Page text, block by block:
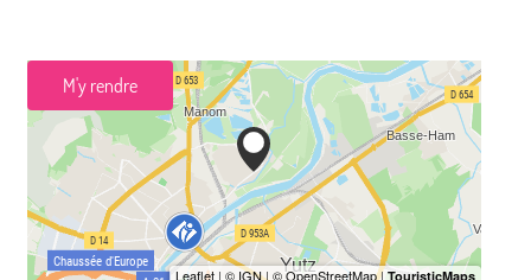
M'y rendre